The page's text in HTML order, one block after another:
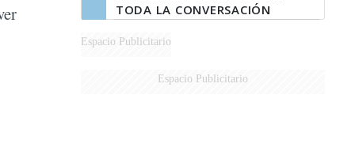
TODA LA CONVERSACIÓN
DIGITAL
Espacio Publicitario
Espacio Publicitario